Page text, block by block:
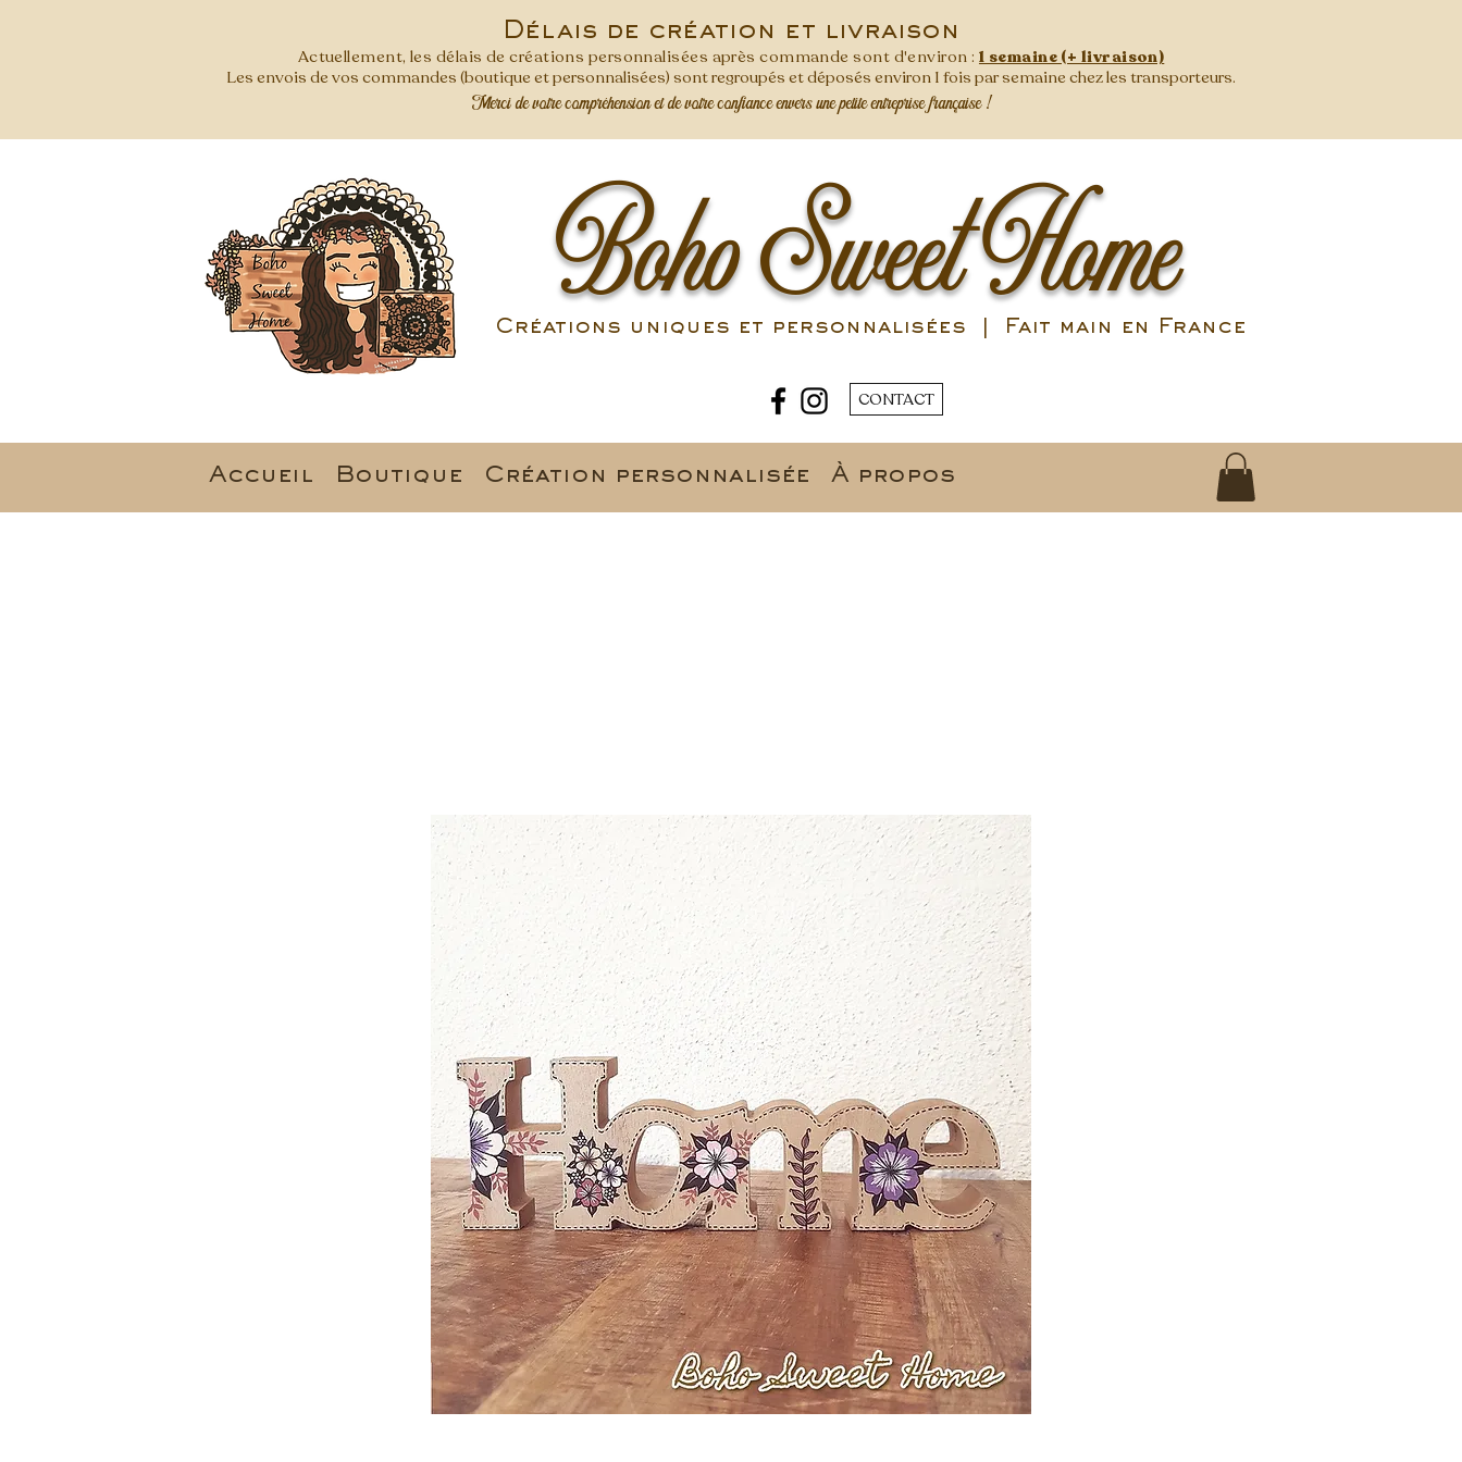
Délais de création et livraison
Actuellement, les délais de créations personnalisées après commande sont d'environ : 1 semaine (+ livraison)
Les envois de vos commandes (boutique et personnalisées) sont regroupés et déposés environ 1 fois par semaine chez les transporteurs.
Merci de votre compréhension et de votre confiance envers une petite entreprise française !
Boho Sweet Home
Créations uniques et personnalisées | Fait main en France
CONTACT
Accueil Boutique Création personnalisée À propos